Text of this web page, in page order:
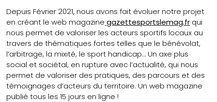
Depuis Février 2021, nous avons fait évoluer notre projet
en créant le web magazine gazettesportslemag.fr qui
nous permet de valoriser les acteurs sportifs locaux au
travers de thématiques fortes telles que le bénévolat,
l’arbitrage, la mixité, le sport handicap… Un axe plus
social et sociétal, en rupture avec l’actualité, qui nous
permet de valoriser des pratiques, des parcours et des
témoignages d’acteurs du territoire. Un web magazine
publié tous les 15 jours en ligne !